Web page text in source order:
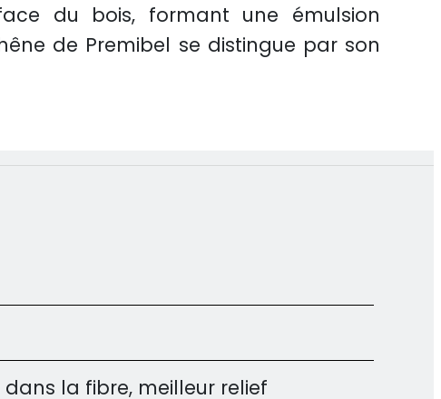
du bois, formant une émulsion
de Premibel se distingue par son
dans la fibre, meilleur relief